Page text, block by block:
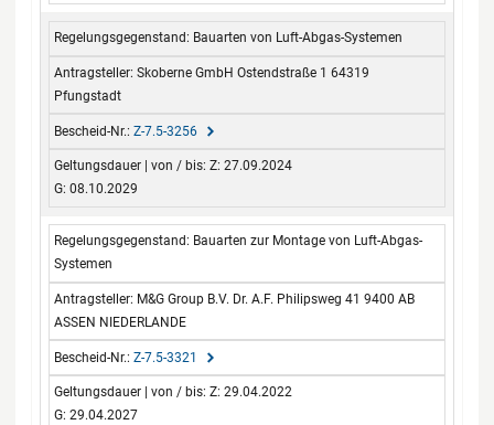
Bauarten von Luft-Abgas-Systemen
Skoberne GmbH Ostendstraße 1 64319
Pfungstadt
Z-7.5-3256
Z: 27.09.2024
G: 08.10.2029
Bauarten zur Montage von Luft-Abgas-
Systemen
M&G Group B.V. Dr. A.F. Philipsweg 41 9400 AB
ASSEN NIEDERLANDE
Z-7.5-3321
Z: 29.04.2022
G: 29.04.2027